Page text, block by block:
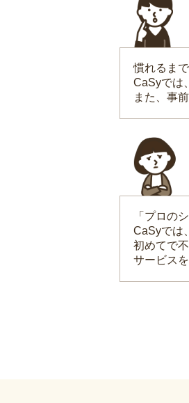
慣れるま
CaSyでは
また、事
「プロの
CaSyでは
初めてで
サービス